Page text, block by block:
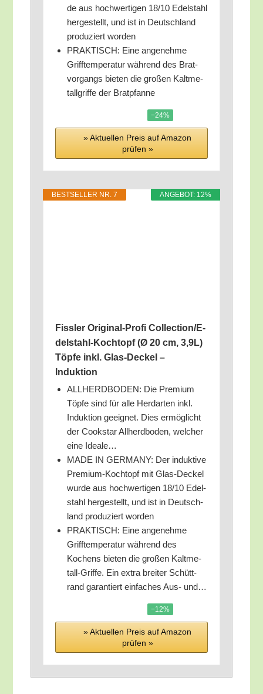
de aus hoch­wer­ti­gen 18/​10 Edel­stahl
her­ge­stellt, und ist in Deutsch­land
pro­du­ziert worden
PRAKTISCH: Eine ange­neh­me
Griff­tem­pe­ra­tur wäh­rend des Brat­
vor­gangs bie­ten die gro­ßen Kalt­me­
tall­grif­fe der Bratpfanne
−24%
» Aktu­el­len Preis auf Ama­zon
prü­fen »
ANGE­BOT: 12%
BEST­SEL­LER NR. 7
Fiss­ler Ori­gi­nal-Pro­fi Coll­ec­tion­/E­
del­stahl-Koch­topf (Ø 20 cm, 3,9L)
Töp­fe inkl. Glas-Deckel –
Induktion
ALLHERDBODEN: Die Pre­mi­um
Töp­fe sind für alle Herd­ar­ten inkl.
Induk­ti­on geeig­net. Dies ermög­licht
der Cook­star All­h­erd­bo­den, wel­cher
eine Ideale…
MADE IN GERMANY: Der induk­ti­ve
Pre­mi­um-Koch­topf mit Glas-Deckel
wur­de aus hoch­wer­ti­gen 18/​10 Edel­
stahl her­ge­stellt, und ist in Deutsch­
land pro­du­ziert worden
PRAKTISCH: Eine ange­neh­me
Griff­tem­pe­ra­tur wäh­rend des
Kochens bie­ten die gro­ßen Kalt­me­
tall-Grif­fe. Ein extra brei­ter Schütt­
rand garan­tiert ein­fa­ches Aus- und…
−12%
» Aktu­el­len Preis auf Ama­zon
prü­fen »